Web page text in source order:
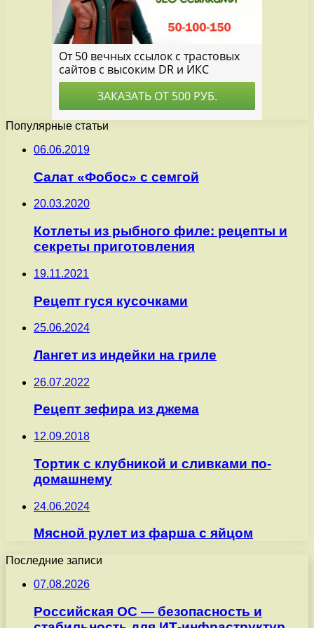
Популярные статьи
06.06.2019
Салат «Фобос» с семгой
20.03.2020
Котлеты из рыбного филе: рецепты и
секреты приготовления
19.11.2021
Рецепт гуся кусочками
25.06.2024
Лангет из индейки на гриле
26.07.2022
Рецепт зефира из джема
12.09.2018
Тортик с клубникой и сливками по-
домашнему
24.06.2024
Мясной рулет из фарша с яйцом
Последние записи
07.08.2026
Российская ОС — безопасность и